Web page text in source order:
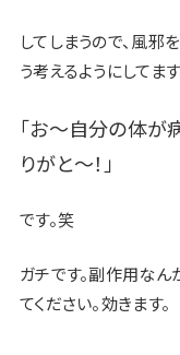
してしまうので、風邪
う考えるようにしてます
「お〜自分の体が
りがと〜！」
です。笑
ガチです。副作用な
てください。効きます。